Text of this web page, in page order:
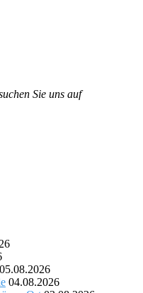
Sie uns auf
05.08.2026
04.08.2026